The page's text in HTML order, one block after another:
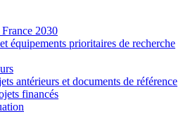
2030
équipements prioritaires de recherche
antérieurs et documents de référence
financés